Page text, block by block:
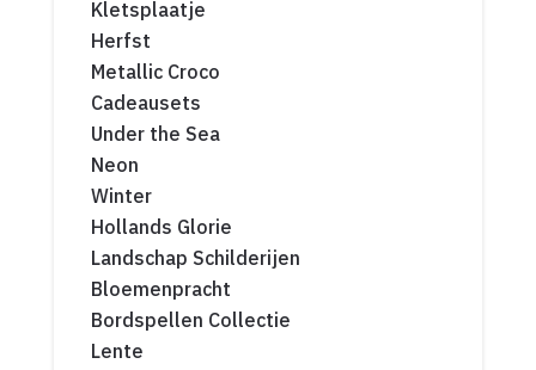
Kletsplaatje
Herfst
Metallic Croco
Cadeausets
Under the Sea
Neon
Winter
Hollands Glorie
Landschap Schilderijen
Bloemenpracht
Bordspellen Collectie
Lente